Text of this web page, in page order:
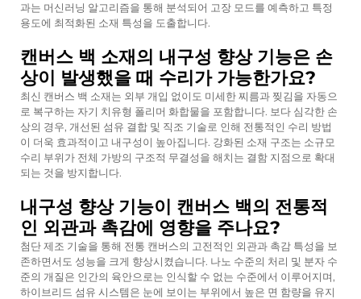
과는 머신러닝 알고리즘을 통해 분석되어 고장 모드를 예측하고 특정
용도에 최적화된 소재 특성을 도출합니다.
캔버스 백 소재의 내구성 향상 기능은 손
상이 발생했을 때 수리가 가능한가요?
최신 캔버스 백 소재는 외부 개입 없이도 미세한 찌름과 찢김을 자동으
로 복구하는 자기 치유형 폴리머 화합물을 포함합니다. 보다 심각한 손
상의 경우, 개선된 섬유 결합 및 직조 기술로 인해 전통적인 수리 방법
이 더욱 효과적이고 내구성이 높아집니다. 강화된 소재 구조는 소규모
수리 부위가 전체 가방의 구조적 무결성을 해치는 결함 지점으로 확대
되는 것을 방지합니다.
내구성 향상 기능이 캔버스 백의 전통적
인 외관과 촉감에 영향을 주나요?
첨단 제조 기술을 통해 전통 캔버스의 고전적인 외관과 촉감 특성을 보
존하면서도 성능을 크게 향상시켰습니다. 나노 수준의 처리 및 분자 수
준의 개질은 인간의 육안으로는 인식할 수 없는 수준에서 이루어지며,
하이브리드 섬유 시스템은 눈에 보이는 부위에서 높은 면 함량을 유지